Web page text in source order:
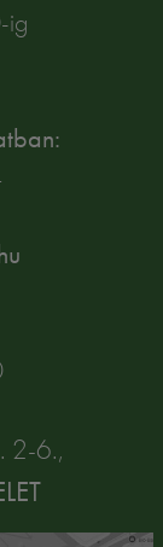
ig
2-6.,